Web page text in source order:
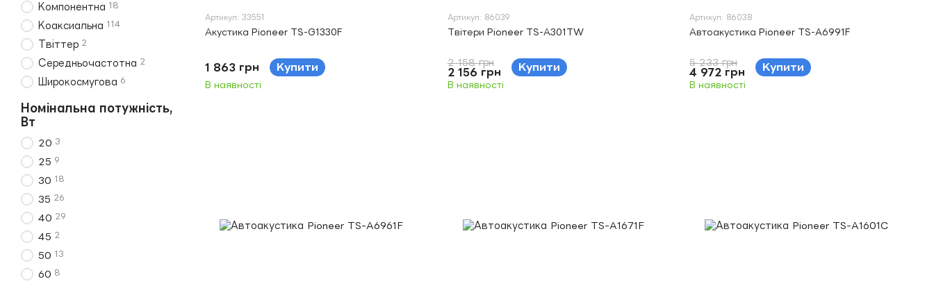
Артикул: 33551
Акустика Pioneer TS-G1330F
1 863 грн Купити
В наявності
Артикул: 86039
Твітери Pioneer TS-А301TW
2 158 грн
2 156 грн Купити
В наявності
Артикул: 86038
Автоакустика Pioneer TS-A6991F
5 233 грн
4 972 грн Купити
В наявності
Компонентна 18
Коаксиальна 114
Твіттер 2
Середньочастотна 2
Широкосмугова 6
Номінальна потужність,
Вт
20 3
25 9
30 18
35 26
40 29
45 2
50 13
60 8